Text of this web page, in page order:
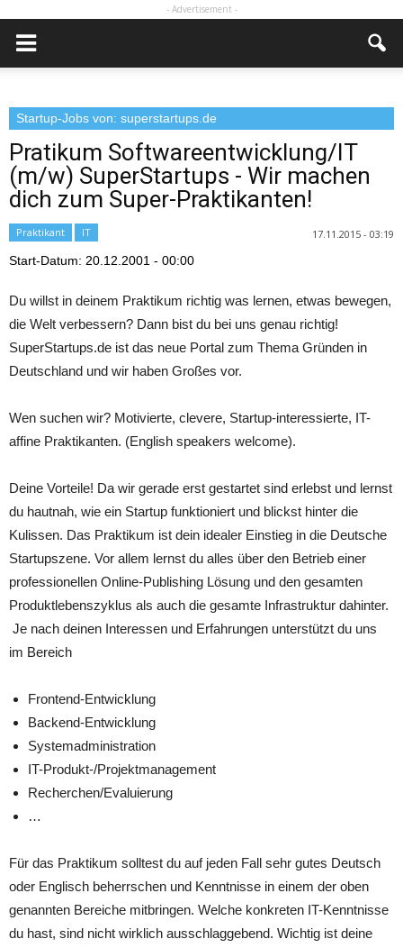
- Advertisement -
Startup-Jobs von: superstartups.de
Pratikum Softwareentwicklung/IT
(m/w) SuperStartups - Wir machen
dich zum Super-Praktikanten!
Praktikant IT 17.11.2015 - 03:19
Start-Datum: 20.12.2001 - 00:00
Du willst in deinem Praktikum richtig was lernen, etwas bewegen,
die Welt verbessern? Dann bist du bei uns genau richtig!
SuperStartups.de ist das neue Portal zum Thema Gründen in
Deutschland und wir haben Großes vor.
Wen suchen wir? Motivierte, clevere, Startup-interessierte, IT-
affine Praktikanten. (English speakers welcome).
Deine Vorteile! Da wir gerade erst gestartet sind erlebst und lernst
du hautnah, wie ein Startup funktioniert und blickst hinter die
Kulissen. Das Praktikum ist dein idealer Einstieg in die Deutsche
Startupszene. Vor allem lernst du alles über den Betrieb einer
professionellen Online-Publishing Lösung und den gesamten
Produktlebenszyklus als auch die gesamte Infrastruktur dahinter.
Je nach deinen Interessen und Erfahrungen unterstützt du uns
im Bereich
Frontend-Entwicklung
Backend-Entwicklung
Systemadministration
IT-Produkt-/Projektmanagement
Recherchen/Evaluierung
…
Für das Praktikum solltest du auf jeden Fall sehr gutes Deutsch
oder Englisch beherrschen und Kenntnisse in einem der oben
genannten Bereiche mitbringen. Welche konkreten IT-Kenntnisse
du hast, sind nicht wirklich ausschlaggebend. Wichtig ist deine